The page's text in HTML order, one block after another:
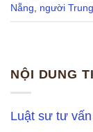
Nẵng
người
NỘI DUNG
Luật sư tư